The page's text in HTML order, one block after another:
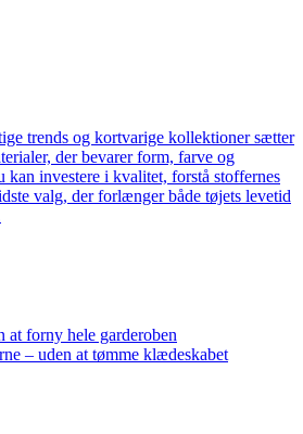
trends og kortvarige kollektioner sætter
der bevarer form, farve og
investere i kvalitet, forstå stoffernes
valg, der forlænger både tøjets levetid
at forny hele garderoben
– uden at tømme klædeskabet